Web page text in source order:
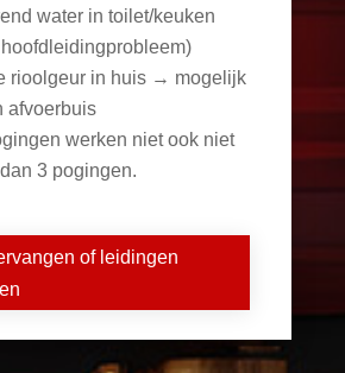
water in toilet/keuken
rioolgeur in huis → mogelijk
afvoerbuis
werken niet ook niet
3 pogingen.
of leidingen